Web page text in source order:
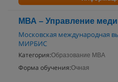
МВА – Управление
Московская международная
МИРБИС
Категория:Образование MBA
Форма обучения:Очная